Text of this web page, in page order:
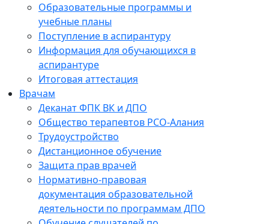
Образовательные программы и
учебные планы
Поступление в аспирантуру
Информация для обучающихся в
аспирантуре
Итоговая аттестация
Врачам
Деканат ФПК ВК и ДПО
Общество терапевтов РСО-Алания
Трудоустройство
Дистанционное обучение
Защита прав врачей
Нормативно-правовая
документация образовательной
деятельности по программам ДПО